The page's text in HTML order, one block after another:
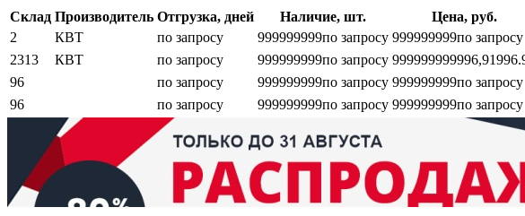
Склад Производитель Отгрузка, дней Наличие, шт. Цена, руб.
2
КВТ по запросу 999999999по запросу 999999999по запросу
2313 КВТ по запросу 999999999по запросу 999999999996,91
96 по запросу 999999999по запросу 999999999по запросу
96 по запросу 999999999по запросу 999999999по запросу